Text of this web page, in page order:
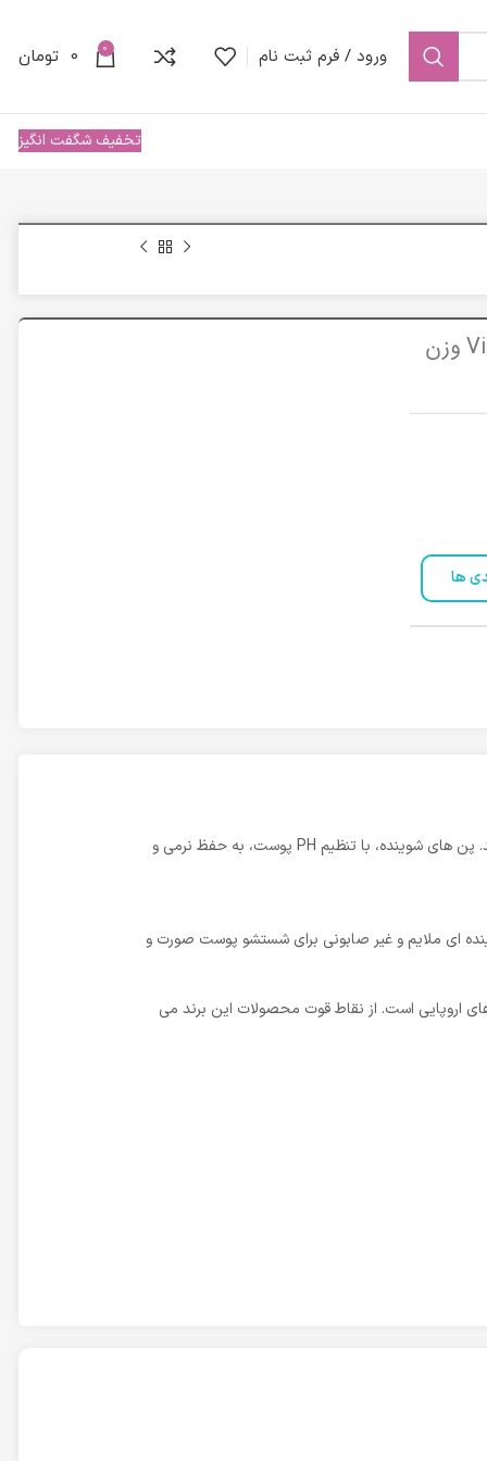
ورود / فرم ثبت نام 0
0 تومان
تخفیف شگفت انگیز
پن روشن کننده صورت و بدن ویتالیر مدل Vitamin C وزن
ها
پن های شستشو، پاک کننده های صورت غیر صابونی هستند که با فرمولاسیون جدید تر، جایگزین مناسبی برای صابون ها محسوب می شوند. پن های شوینده، با تنظیم PH پوست، به حفظ نرمی و
ای ملایم و غیر صابونی برای شستشو پوست صورت و
اروپایی است. از نقاط قوت محصولات این برند می